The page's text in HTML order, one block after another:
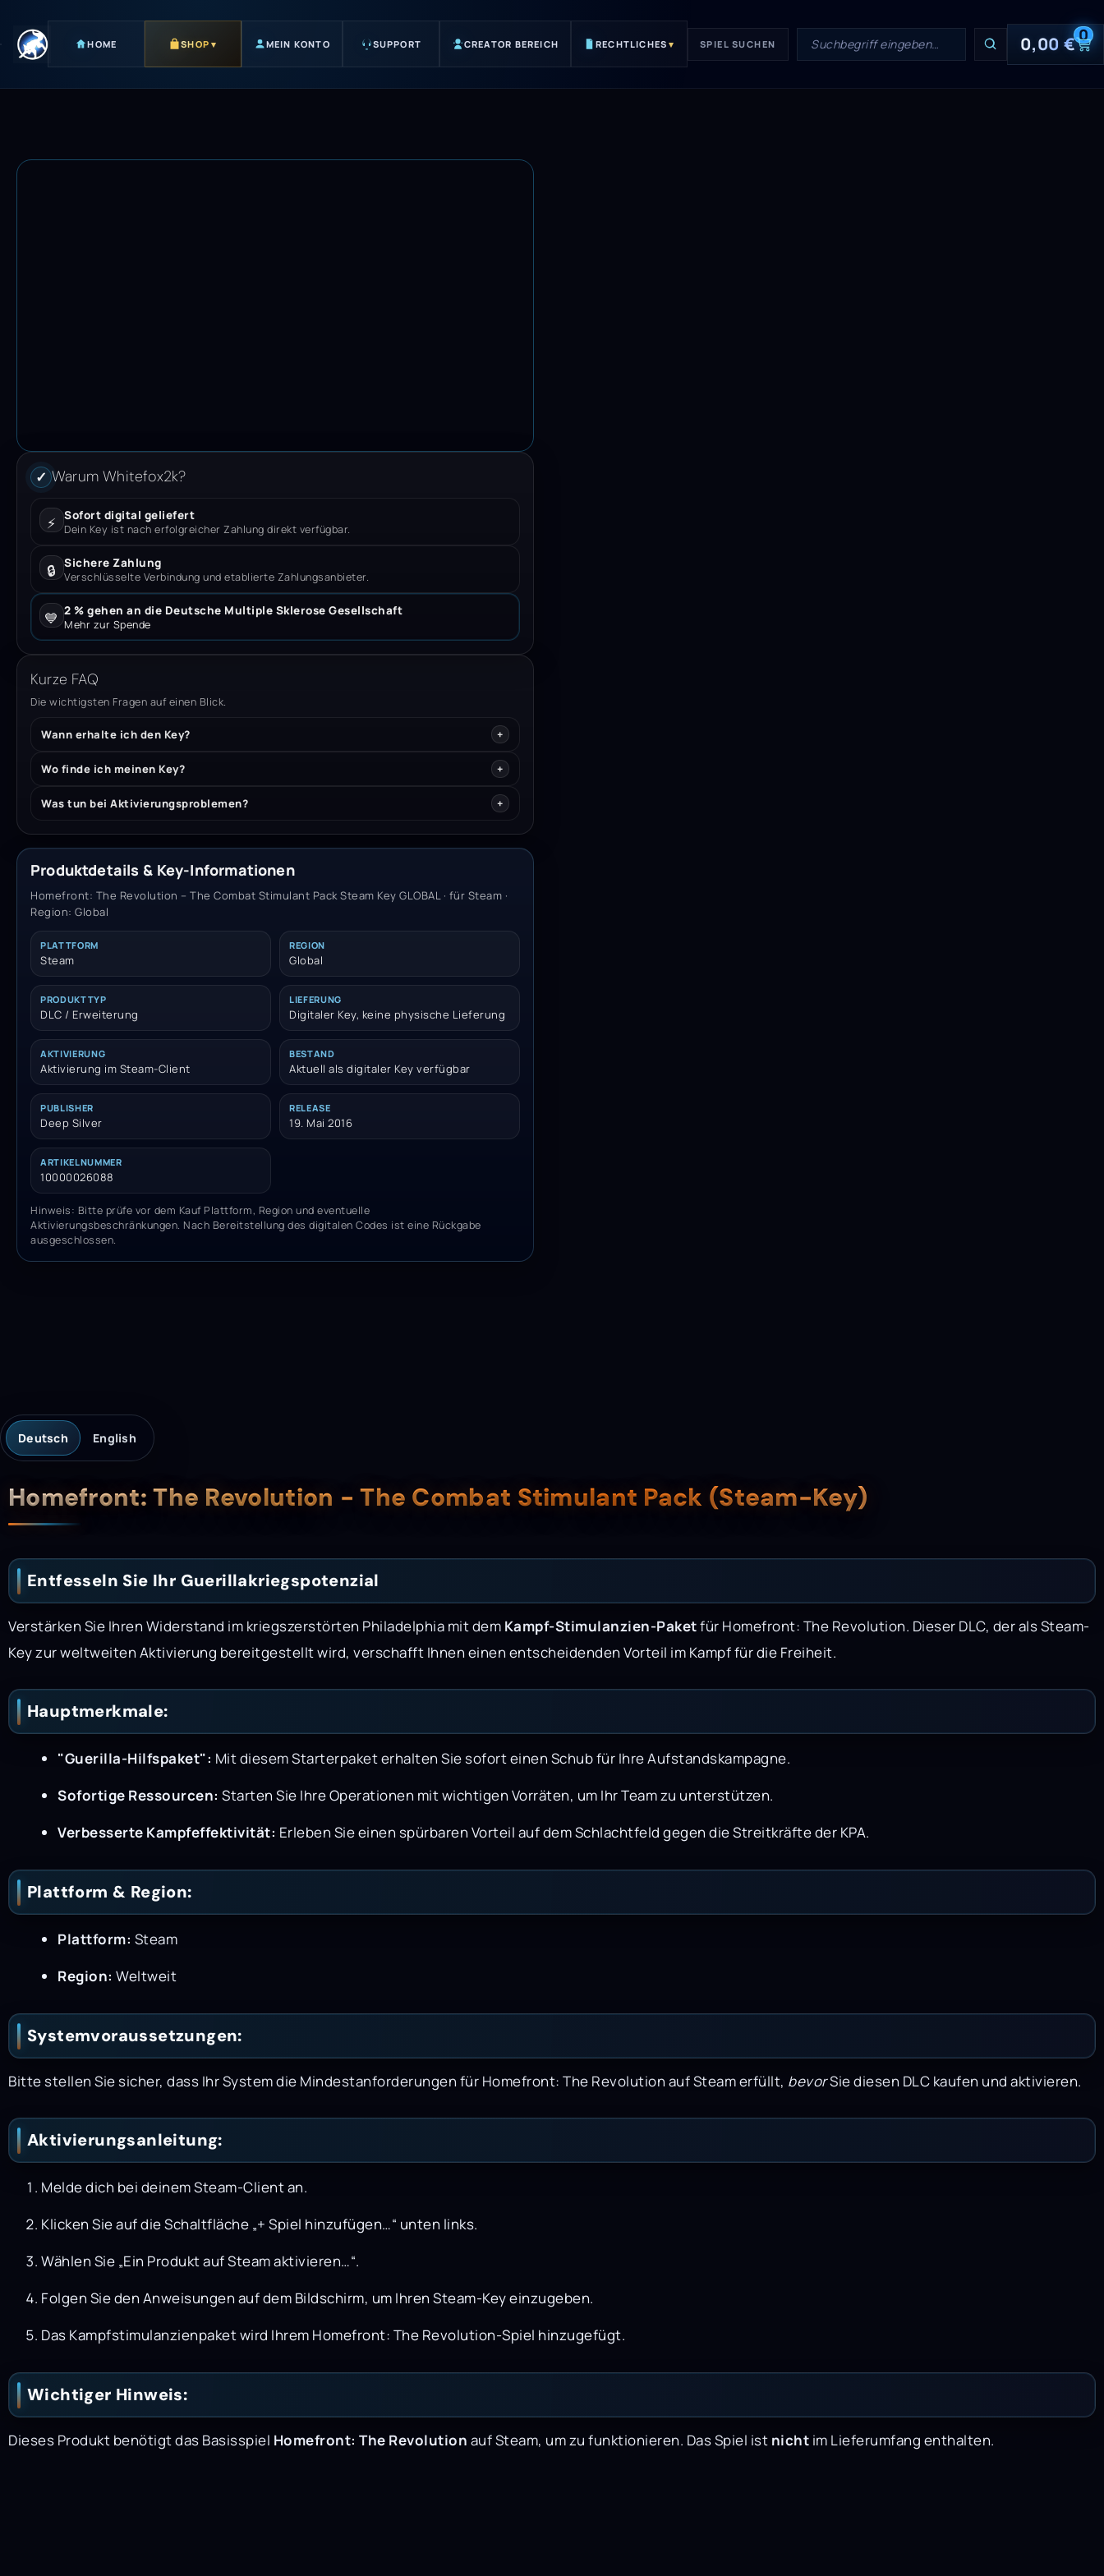
HOME SHOP ▾ MEIN KONTO SUPPORT CREATOR BEREICH RECHTLICHES ▾ SPIEL SUCHEN 0,00€0
✓ Warum Whitefox2k?
⚡ Sofort digital geliefert
Dein Key ist nach erfolgreicher Zahlung direkt verfügbar.
🔒 Sichere Zahlung
Verschlüsselte Verbindung und etablierte Zahlungsanbieter.
💙 2 % gehen an die Deutsche Multiple Sklerose Gesellschaft
Mehr zur Spende
Kurze FAQ
Die wichtigsten Fragen auf einen Blick.
Wann erhalte ich den Key?
Wo finde ich meinen Key?
Was tun bei Aktivierungsproblemen?
Produktdetails & Key-Informationen
Homefront: The Revolution – The Combat Stimulant Pack Steam Key GLOBAL · für Steam ·
Region: Global
PLATTFORM
Steam
REGION
Global
PRODUKTTYP
DLC / Erweiterung
LIEFERUNG
Digitaler Key, keine physische Lieferung
AKTIVIERUNG
Aktivierung im Steam-Client
BESTAND
Aktuell als digitaler Key verfügbar
PUBLISHER
Deep Silver
RELEASE
19. Mai 2016
ARTIKELNUMMER
10000026088
Hinweis: Bitte prüfe vor dem Kauf Plattform, Region und eventuelle
Aktivierungsbeschränkungen. Nach Bereitstellung des digitalen Codes ist eine Rückgabe
ausgeschlossen.
Deutsch English
Beschreibung
Homefront: The Revolution - The Combat Stimulant Pack (Steam-Key)
Entfesseln Sie Ihr Guerillakriegspotenzial
Verstärken Sie Ihren Widerstand im kriegszerstörten Philadelphia mit dem Kampf-Stimulanzien-Paketfür Homefront: The Revolution. Dieser DLC, der als Steam-
Key zur weltweiten Aktivierung bereitgestellt wird, verschafft Ihnen einen entscheidenden Vorteil im Kampf für die Freiheit.
Hauptmerkmale:
"Guerilla-Hilfspaket": Mit diesem Starterpaket erhalten Sie sofort einen Schub für Ihre Aufstandskampagne.
Sofortige Ressourcen: Starten Sie Ihre Operationen mit wichtigen Vorräten, um Ihr Team zu unterstützen.
Verbesserte Kampfeffektivität: Erleben Sie einen spürbaren Vorteil auf dem Schlachtfeld gegen die Streitkräfte der KPA.
Plattform & Region:
Plattform: Steam
Region: Weltweit
Systemvoraussetzungen:
Bitte stellen Sie sicher, dass Ihr System die Mindestanforderungen für Homefront: The Revolution auf Steam erfüllt, bevorSie diesen DLC kaufen und aktivieren.
Aktivierungsanleitung:
Melde dich bei deinem Steam-Client an.
Klicken Sie auf die Schaltfläche „+ Spiel hinzufügen…“ unten links.
Wählen Sie „Ein Produkt auf Steam aktivieren…“.
Folgen Sie den Anweisungen auf dem Bildschirm, um Ihren Steam-Key einzugeben.
Das Kampfstimulanzienpaket wird Ihrem Homefront: The Revolution-Spiel hinzugefügt.
Wichtiger Hinweis:
Dieses Produkt benötigt das Basisspiel Homefront: The Revolution auf Steam, um zu funktionieren. Das Spiel ist nicht im Lieferumfang enthalten.